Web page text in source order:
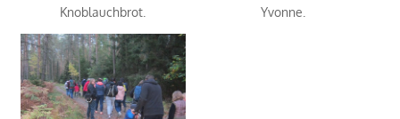
Knoblauchbrot.
Yvonne.